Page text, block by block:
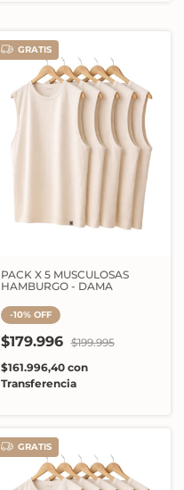
GRATIS
PACK X 5 MUSCULOSAS
HAMBURGO - DAMA
-10% OFF
$179.996 $199.995
$161.996,40 con
Transferencia
GRATIS